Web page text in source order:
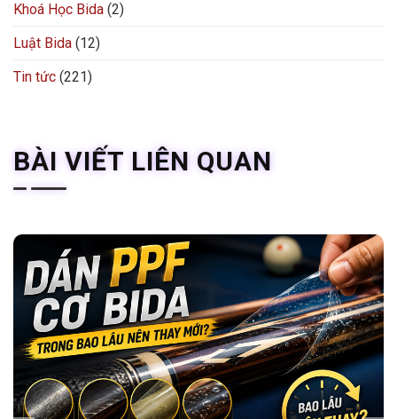
Khoá Học Bida (2)
Luật Bida (12)
Tin tức (221)
BÀI VIẾT LIÊN QUAN